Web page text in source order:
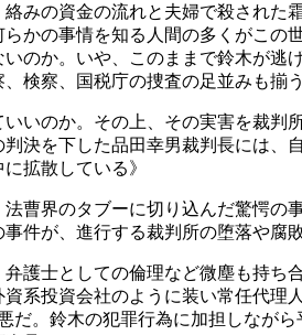
みの資金の流れと夫婦で殺され
かの事情を知る人間の多くがこ
のか。いや、このままで鈴木が逃
検察、国税庁の捜査の足並みも揃
いのか。その上、その実害を裁
決を下した品田幸男裁判長には
拡散している》
曹界のタブーに切り込んだ驚愕
件が、進行する裁判所の堕落や腐
護士としての倫理など微塵も持
系投資会社のように装い常任代
。鈴木の犯罪行為に加担しなが